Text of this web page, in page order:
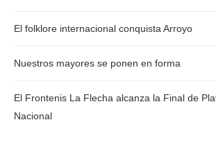
El folklore internacional conquista Arroyo
Nuestros mayores se ponen en forma
El Frontenis La Flecha alcanza la Final de
Nacional